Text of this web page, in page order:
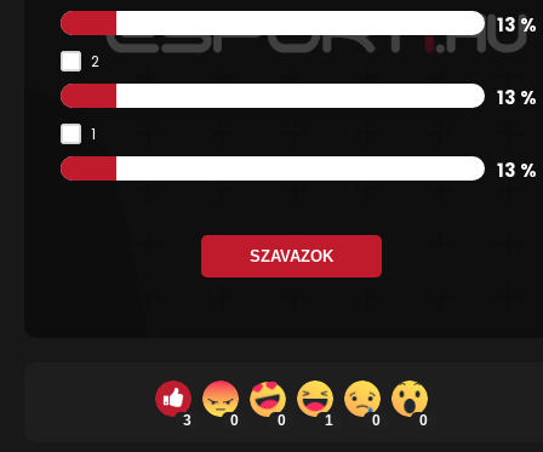
13 %
2
13 %
1
13 %
SZAVAZOK
3 0 0 1 0 0